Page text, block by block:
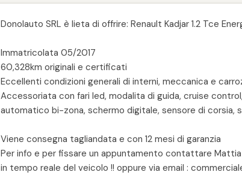
Donolauto SRL è lieta di offrire: Renault Kadjar 1.2 Tce
Immatricolata 05/2017
60,328km originali e certificati
Eccellenti condizioni generali di interni, meccanica e
Accessoriata con fari led, modalita di guida, cruise
automatico bi-zona, schermo digitale, sensore di
Viene consegna tagliandata e con 12 mesi di garanzia
Per info e per fissare un appuntamento contattare
in tempo reale del veicolo !! oppure via email :